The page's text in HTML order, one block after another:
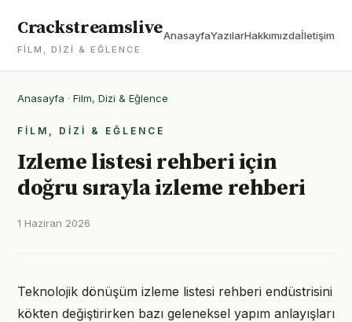
Crackstreamslive
FILM, DIZI & EĞLENCE
AnasayfaYazılarHakkımızdaİletişim
Anasayfa · Film, Dizi & Eğlence
FILM, DIZI & EĞLENCE
Izleme listesi rehberi için
doğru sırayla izleme rehberi
1 Haziran 2026
Teknolojik dönüşüm izleme listesi rehberi endüstrisini
kökten değiştirirken bazı geleneksel yapım anlayışları